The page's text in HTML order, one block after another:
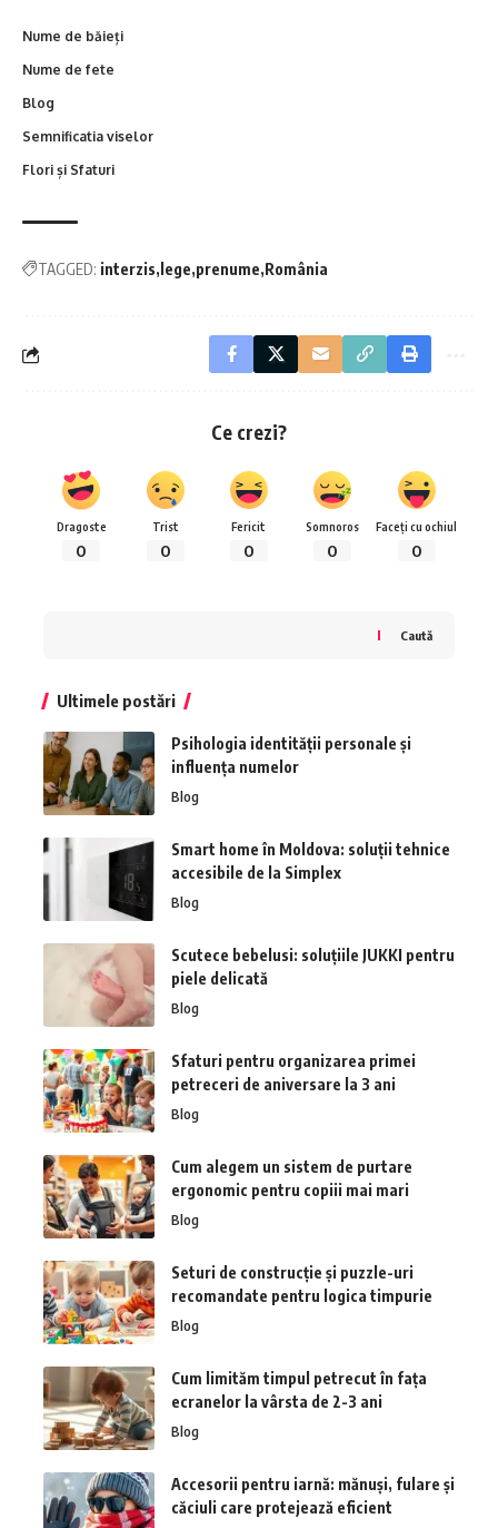
Nume de băieți
Nume de fete
Blog
Semnificatia viselor
Flori și Sfaturi
TAGGED: interzis lege prenume România
Ce crezi?
Dragoste
0
Trist
0
Fericit
0
Somnoros
0
Faceți cu ochiul
0
Caută
Ultimele postări
Psihologia identității personale și
influența numelor
Blog
Smart home în Moldova: soluții tehnice
accesibile de la Simplex
Blog
Scutece bebelusi: soluțiile JUKKI pentru
piele delicată
Blog
Sfaturi pentru organizarea primei
petreceri de aniversare la 3 ani
Blog
Cum alegem un sistem de purtare
ergonomic pentru copiii mai mari
Blog
Seturi de construcție și puzzle-uri
recomandate pentru logica timpurie
Blog
Cum limităm timpul petrecut în fața
ecranelor la vârsta de 2-3 ani
Blog
Accesorii pentru iarnă: mănuși, fulare și
căciuli care protejează eficient